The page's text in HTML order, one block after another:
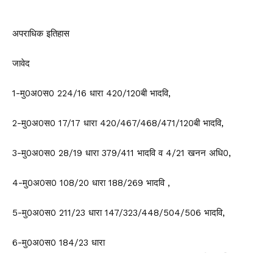
अपराधिक इतिहास
जावेद
1-मु0अ0स0 224/16 धारा 420/120बी भादवि,
2-मु0अ0स0 17/17 धारा 420/467/468/471/120बी भादवि,
3-मु0अ0स0 28/19 धारा 379/411 भादवि व 4/21 खनन अधि0,
4-मु0अ0स0 108/20 धारा 188/269 भादवि ,
5-मु0अ0स0 211/23 धारा 147/323/448/504/506 भादवि,
6-मु0अ0स0 184/23 धारा